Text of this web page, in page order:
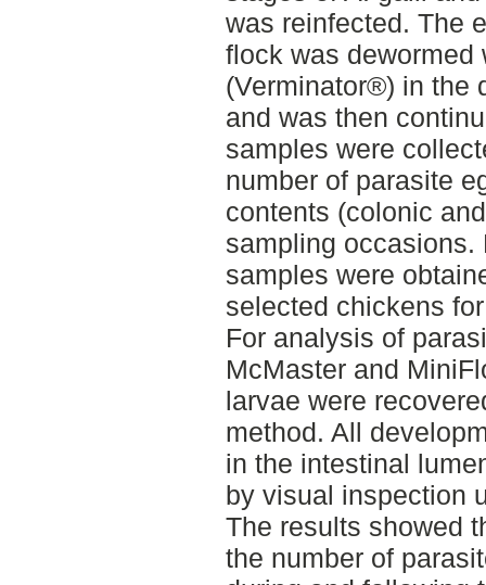
was reinfected. The
flock was dewormed
(Verminator®) in the
and was then
samples were
number of parasite
contents (colonic
sampling occasions.
samples were
selected chickens
For analysis of
McMaster and
larvae were
method. All
in the intestinal
by visual inspection
The results showed
the number of